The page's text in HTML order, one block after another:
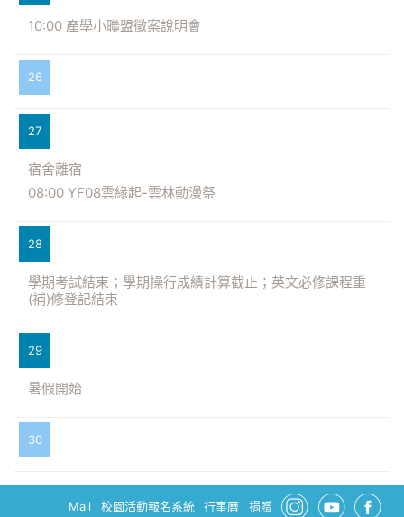
10:00 產學小聯盟徵案說明會
26
27
宿舍離宿
08:00 YF08雲緣起-雲林動漫祭
28
學期考試結束；學期操行成績計算截止；英文必修課程重
(補)修登記結束
29
暑假開始
30
Mail 校園活動報名系統 行事曆 捐贈